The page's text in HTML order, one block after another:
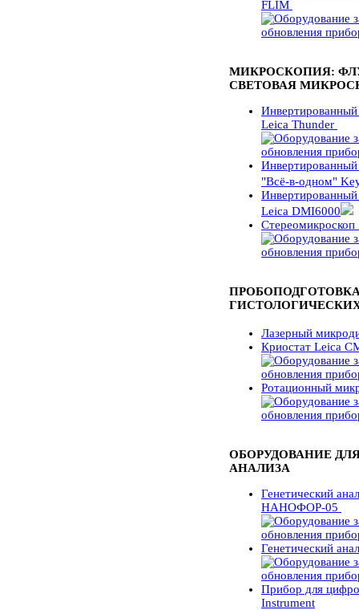
FLIM
МИКРОСКОПИЯ:
СВЕТОВАЯ
Leica Thunder
"Всё-в-одном"
Leica DMI6000
Лазерный
Криостат Leica
Ротационный
ОБОРУДОВАНИЕ
АНАЛИЗА
Генетический
НАНОФОР-05
Генетический
Прибор для
Instrument